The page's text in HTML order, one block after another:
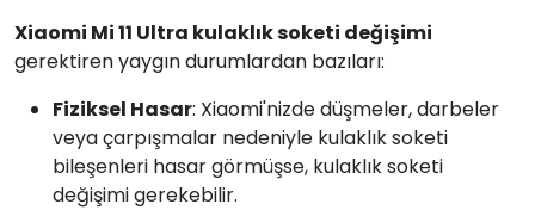
Xiaomi Mi 11 Ultra kulaklık soketi değişimi
gerektiren yaygın durumlardan bazıları:
Fiziksel Hasar: Xiaomi'nizde düşmeler, darbeler
veya çarpışmalar nedeniyle kulaklık soketi
bileşenleri hasar görmüşse, kulaklık soketi
değişimi gerekebilir.